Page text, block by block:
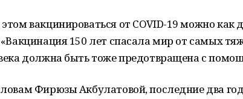
вакцинироваться от COVID-19 можно как
«Вакцинация 150 лет спасала мир от самых
должна быть тоже предотвращена с
Фирюзы Акбулатовой, последние два